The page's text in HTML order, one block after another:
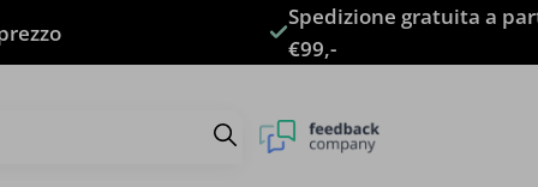
Spedizione gratuita a
€99,-